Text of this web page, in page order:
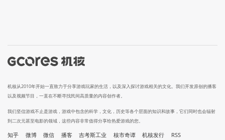
机核从2010年开始一直致力于分享游戏玩家的生活，以及深入探讨游戏相关的文化。我们开发原创的播客
以及视频节目，一直在不断寻找民间高质量的内容创作者。
我们坚信游戏不止是游戏，游戏中包含的科学，文化，历史等各个层面的知识和故事，它们同时也会辐射
到二次元甚至电影的领域，这些内容非常值得分享给热爱游戏的您。
知乎 微博 微信 播客 吉考斯工业 核市奇谭 机核发行 RSS